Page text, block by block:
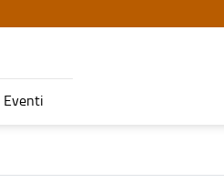
Eventi